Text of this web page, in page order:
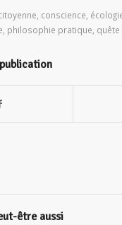
conscience
philosophie pratique
être aussi